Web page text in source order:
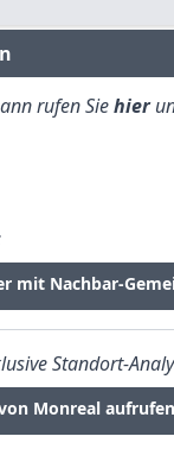
rufen Siehier
mit Nachbar-
Standort-
Monreal aufrufen